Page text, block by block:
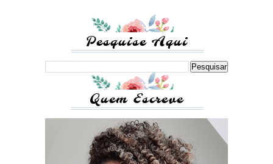
Pesquise Aqui
Quem Escreve